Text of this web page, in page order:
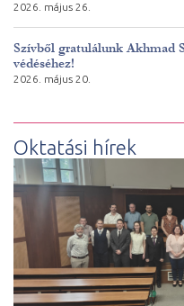
2026. május 26.
Szívből gratulálunk Akhmad
védéséhez!
2026. május 20.
Oktatási hírek